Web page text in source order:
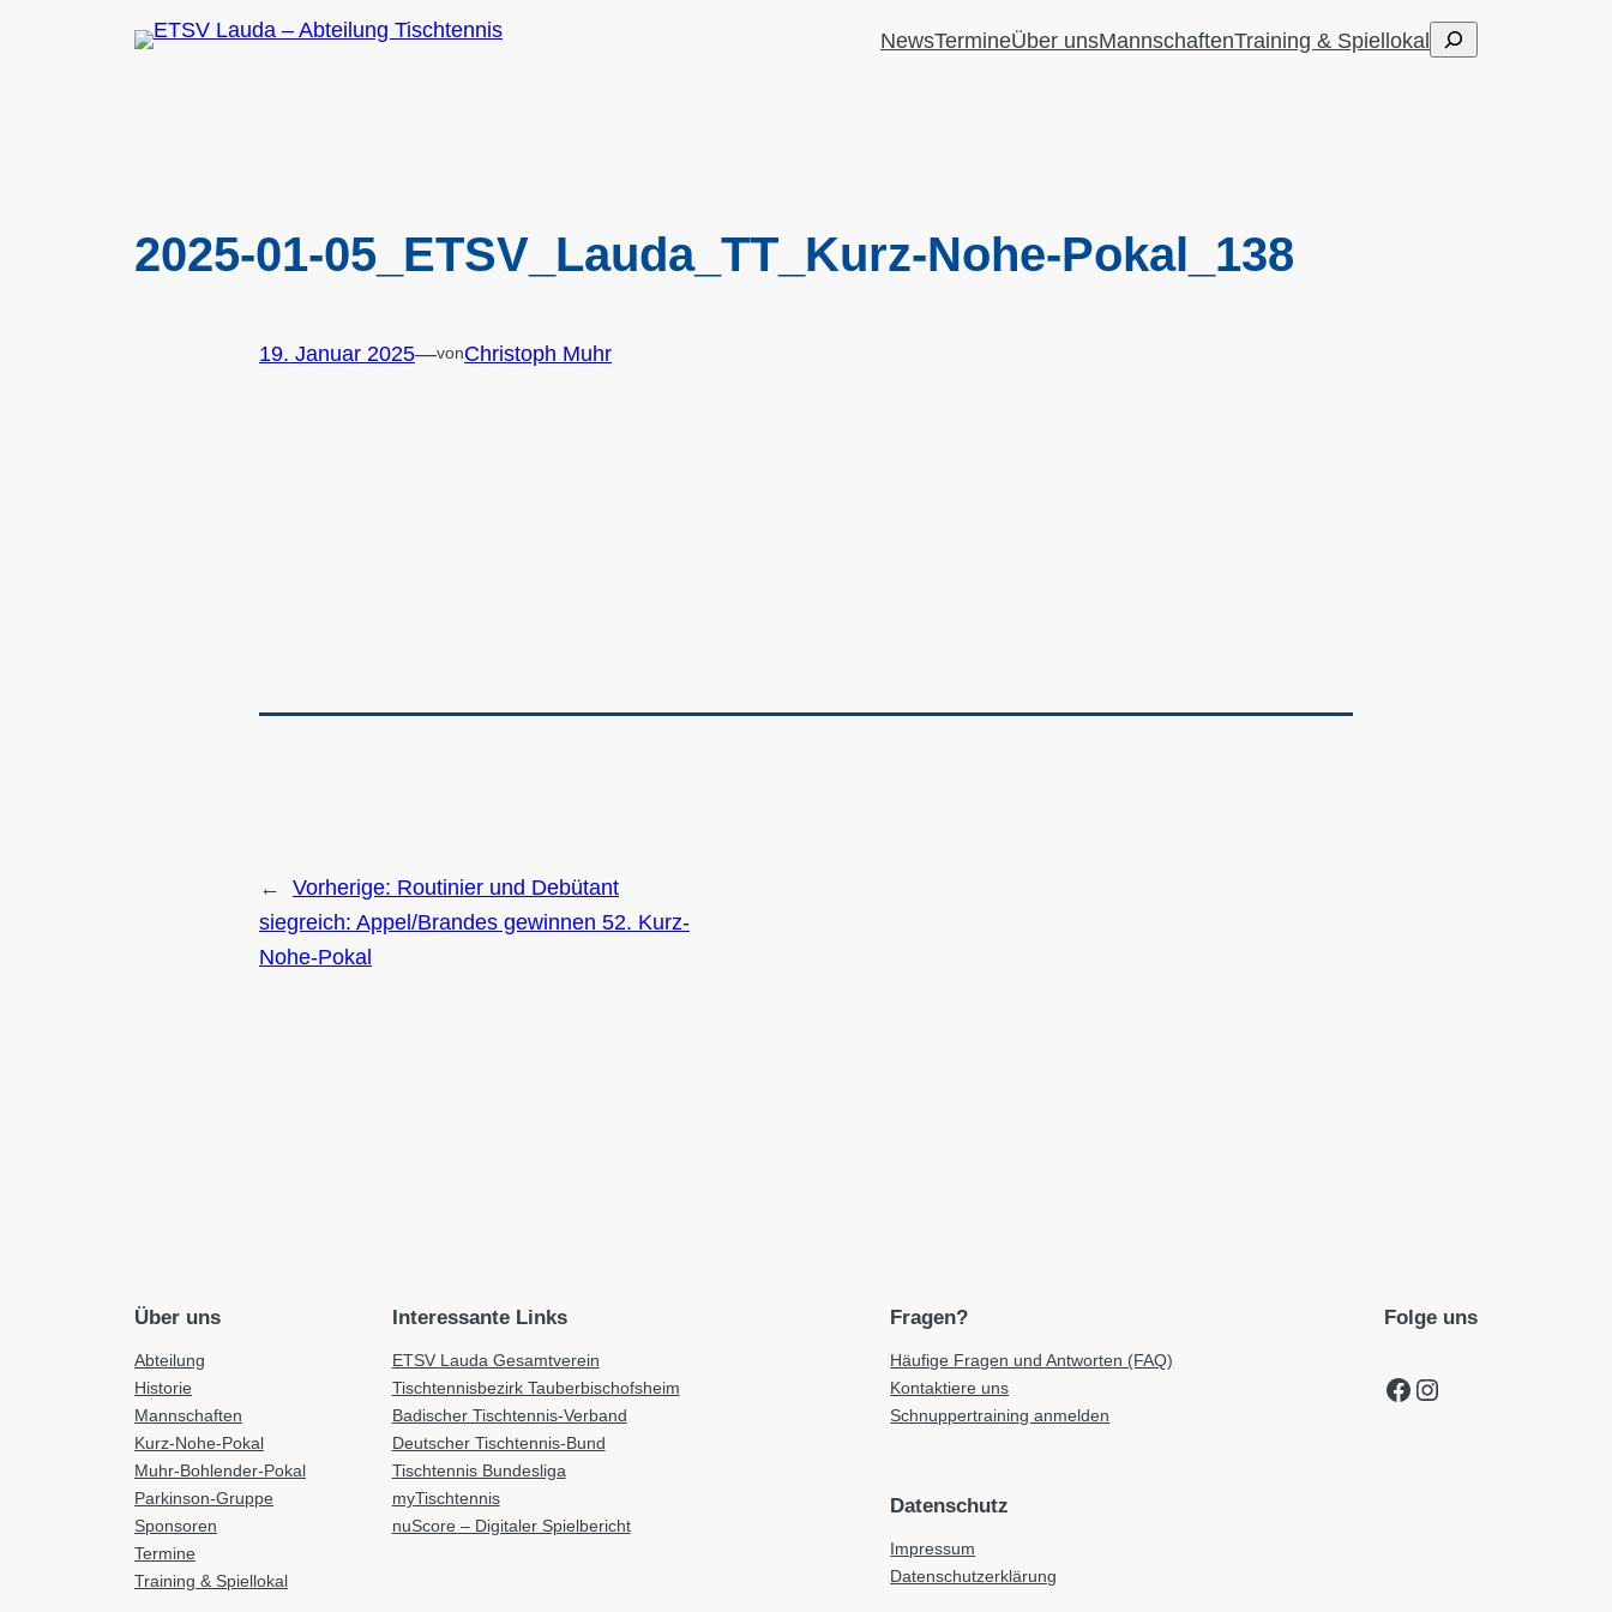
NewsTermineÜber unsMannschaftenTraining & Spiellokal Suchen
2025-01-05_ETSV_Lauda_TT_Kurz-Nohe-Pokal_138
19. Januar 2025—vonChristoph Muhr
← Vorherige: Routinier und Debütant
siegreich: Appel/Brandes gewinnen 52. Kurz-
Nohe-Pokal
Über uns
Abteilung
Historie
Mannschaften
Kurz-Nohe-Pokal
Muhr-Bohlender-Pokal
Parkinson-Gruppe
Sponsoren
Termine
Training & Spiellokal
Interessante Links
ETSV Lauda Gesamtverein
Tischtennisbezirk Tauberbischofsheim
Badischer Tischtennis-Verband
Deutscher Tischtennis-Bund
Tischtennis Bundesliga
myTischtennis
nuScore – Digitaler Spielbericht
Fragen?
Häufige Fragen und Antworten (FAQ)
Kontaktiere uns
Schnuppertraining anmelden
Datenschutz
Impressum
Datenschutzerklärung
Folge uns
Facebook Instagram